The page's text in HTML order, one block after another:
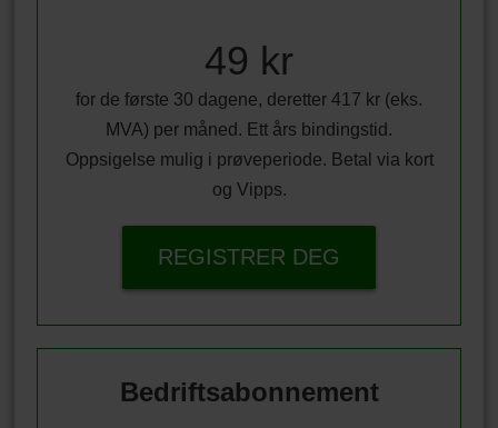
49 kr
for de første 30 dagene, deretter 417 kr (eks.
MVA) per måned. Ett års bindingstid.
Oppsigelse mulig i prøveperiode. Betal via kort
og Vipps.
REGISTRER DEG
Bedriftsabonnement